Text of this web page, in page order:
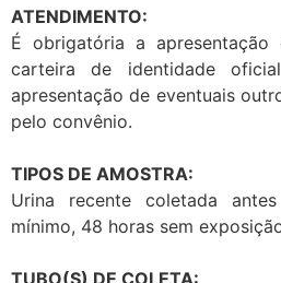
ATENDIMENTO:
É obrigatória a
carteira de identidade
apresentação de eventuais
pelo convênio.
TIPOS DE AMOSTRA:
Urina recente coletada
mínimo, 48 horas sem